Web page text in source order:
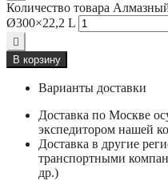
Количество товара
Ø300×22,2 L
В корзину
Варианты доставки
Доставка по Москве
экспедитором нашей
Доставка в другие
транспортными
др.)